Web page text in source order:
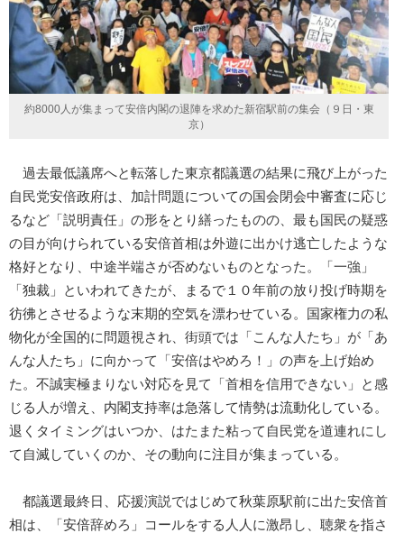
約8000人が集まって安倍内閣の退陣を求めた新宿駅前の集会（９日・東
京）
過去最低議席へと転落した東京都議選の結果に飛び上がった
自民党安倍政府は、加計問題についての国会閉会中審査に応じ
るなど「説明責任」の形をとり繕ったものの、最も国民の疑惑
の目が向けられている安倍首相は外遊に出かけ逃亡したような
格好となり、中途半端さが否めないものとなった。「一強」
「独裁」といわれてきたが、まるで１０年前の放り投げ時期を
彷彿とさせるような末期的空気を漂わせている。国家権力の私
物化が全国的に問題視され、街頭では「こんな人たち」が「あ
んな人たち」に向かって「安倍はやめろ！」の声を上げ始め
た。不誠実極まりない対応を見て「首相を信用できない」と感
じる人が増え、内閣支持率は急落して情勢は流動化している。
退くタイミングはいつか、はたまた粘って自民党を道連れにし
て自滅していくのか、その動向に注目が集まっている。
都議選最終日、応援演説ではじめて秋葉原駅前に出た安倍首
相は、「安倍辞めろ」コールをする人人に激昂し、聴衆を指さ